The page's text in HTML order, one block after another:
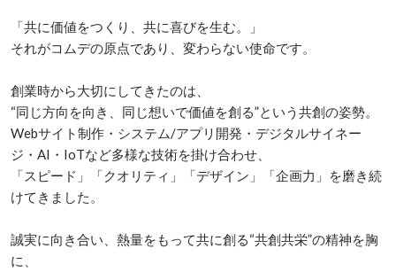
「共に価値をつくり、共に喜びを生む。」
それがコムデの原点であり、変わらない使命です。
創業時から大切にしてきたのは、
“同じ方向を向き、同じ想いで価値を創る”という共創の姿勢。
Webサイト制作・システム/アプリ開発・デジタルサイネー
ジ・AI・IoTなど多様な技術を掛け合わせ、
「スピード」「クオリティ」「デザイン」「企画力」を磨き続
けてきました。
誠実に向き合い、熱量をもって共に創る“共創共栄”の精神を胸
に、